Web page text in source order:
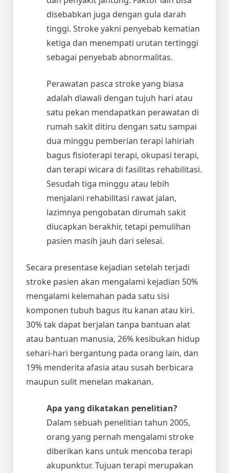
disebabkan juga dengan gula darah
tinggi. Stroke yakni penyebab kematian
ketiga dan menempati urutan tertinggi
sebagai penyebab abnormalitas.
Perawatan pasca stroke yang biasa
adalah diawali dengan tujuh hari atau
satu pekan mendapatkan perawatan di
rumah sakit ditiru dengan satu sampai
dua minggu pemberian terapi lahiriah
bagus fisioterapi terapi, okupasi terapi,
dan terapi wicara di fasilitas rehabilitasi.
Sesudah tiga minggu atau lebih
menjalani rehabilitasi rawat jalan,
lazimnya pengobatan dirumah sakit
diucapkan berakhir, tetapi pemulihan
pasien masih jauh dari selesai.
Secara presentase kejadian setelah terjadi
stroke pasien akan mengalami kejadian 50%
mengalami kelemahan pada satu sisi
komponen tubuh bagus itu kanan atau kiri.
30% tak dapat berjalan tanpa bantuan alat
atau bantuan manusia, 26% kesibukan hidup
sehari-hari bergantung pada orang lain, dan
19% menderita afasia atau susah berbicara
maupun sulit menelan makanan.
Apa yang dikatakan penelitian?
Dalam sebuah penelitian tahun 2005,
orang yang pernah mengalami stroke
diberikan kans untuk mencoba terapi
akupunktur. Tujuan terapi merupakan